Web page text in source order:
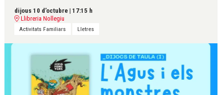
dijous 10 d’octubre | 17:15 h
Llibreria Nollegiu
Activitats Familiars Lletres